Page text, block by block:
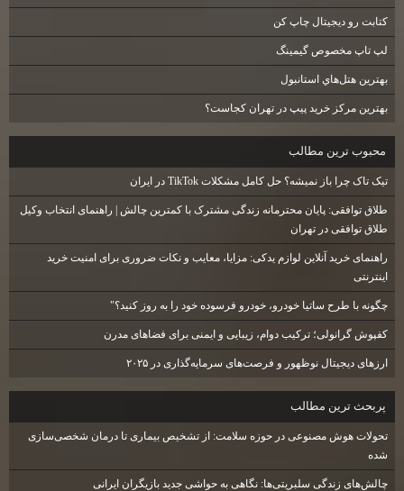
كتابت رو ديجيتال چاپ كن
لپ تاپ مخصوص گيمينگ
بهترين هتل‌هاي استانبول
بهترین مرکز خرید پیپ در تهران کجاست؟
محبوب ترين مطالب
تیک تاک چرا باز نمیشه؟ حل کامل مشکلات TikTok در ایران
طلاق توافقی: پایان محترمانه زندگی مشترک با کمترین چالش | راهنمای انتخاب وکیل
طلاق توافقی در تهران
راهنمای خرید آنلاین لوازم یدکی: مزایا، معایب و نکات ضروری برای امنیت خرید
اینترنتی
چگونه با طرح ساتیا خودرو، خودرو فرسوده خود را به روز کنید؟"
کفپوش گرانولی؛ ترکیب دوام، زیبایی و ایمنی برای فضاهای مدرن
ارزهای دیجیتال نوظهور و فرصت‌های سرمایه‌گذاری در ۲۰۲۵
پربحث ترين مطالب
تحولات هوش مصنوعی در حوزه سلامت: از تشخیص بیماری تا درمان شخصی‌سازی
شده
چالش‌های زندگی سلبریتی‌ها: نگاهی به حواشی جدید بازیگران ایرانی